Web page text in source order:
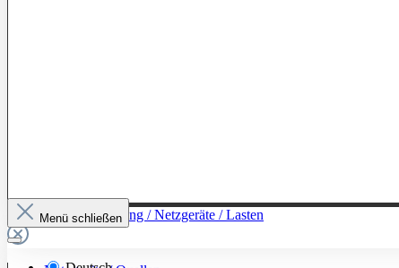
Zur Kategorie: Leistung / Netzgeräte / Lasten
Menü schließen